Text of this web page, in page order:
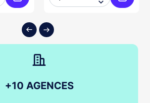
Ajouter au panier
+10 AGENCES